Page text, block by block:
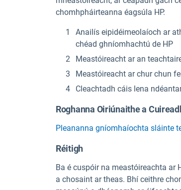
chomhpháirteanna éagsúla HP.
Anailís eipidéimeolaíoch ar
chéad ghníomhachtú de HP
Meastóireacht ar an
Meastóireacht ar chur chun
Cleachtadh cáis lena
Roghanna Oiriúnaithe a
Pleananna gníomhaíochta sláinte
Réitigh
Ba é cuspóir na meastóireachta
a chosaint ar theas. Bhí ceithre